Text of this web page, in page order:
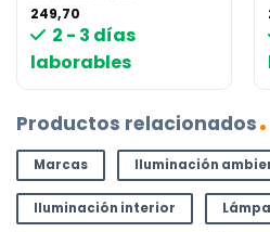
249,70
2 - 3 días
laborables
Productos relacionados
Marcas Iluminación
Iluminación interior